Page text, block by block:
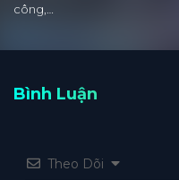
công,…
Bình Luận
Theo Dõi